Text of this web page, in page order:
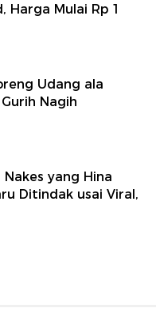
Harga Mulai Rp 1
Udang ala
Nagih
Nakes yang Hina
Ditindak usai Viral,